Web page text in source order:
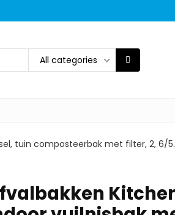
All categories
tuin composteerbak met filter, 2,